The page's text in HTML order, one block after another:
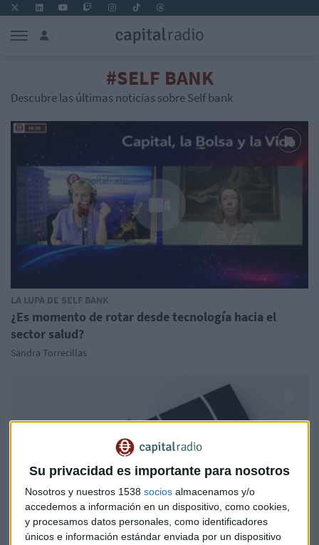
Su privacidad es importante para nosotros
Nosotros y nuestros 1538 socios almacenamos y/o
accedemos a información en un dispositivo, como cookies,
y procesamos datos personales, como identificadores
únicos e información estándar enviada por un dispositivo
#SELF BANK
Descubre las últimas noticias sobre Self bank
LA LUPA DE SELF BANK
¿Es momento de rotar desde tecnología hacia el
sector salud?
Sandra Torrecillas